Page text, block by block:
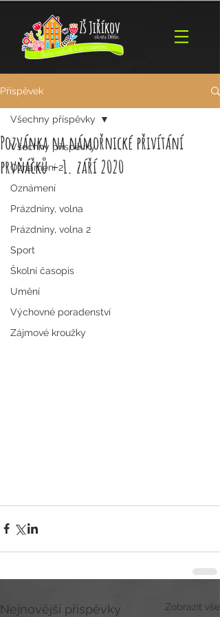
Příspěvek
Všechny příspěvky
Oznámení 2
Oznámení
Prázdniny, volna
Prázdniny, volna 2
Sport
Školní časopis
Umění
Výchovné poradenství
Zájmové kroužky
Všechny příspěvky
Pozvánka na námořnické přivítání
prvňáčků – 1. září 2020
Nejnovější příspěvky Zobrazit vše